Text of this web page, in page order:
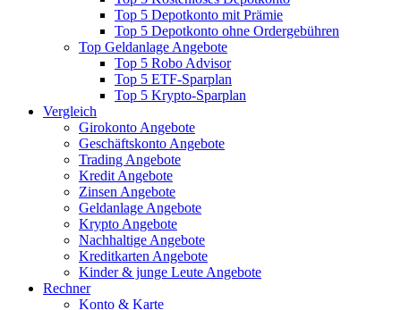
Top 5 Depotkonto mit Prämie
Top 5 Depotkonto ohne Ordergebühren
Top Geldanlage Angebote
Top 5 Robo Advisor
Top 5 ETF-Sparplan
Top 5 Krypto-Sparplan
Vergleich
Girokonto Angebote
Geschäftskonto Angebote
Trading Angebote
Kredit Angebote
Zinsen Angebote
Geldanlage Angebote
Krypto Angebote
Nachhaltige Angebote
Kreditkarten Angebote
Kinder & junge Leute Angebote
Rechner
Konto & Karte